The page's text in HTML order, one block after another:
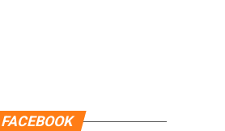
FACEBOOK